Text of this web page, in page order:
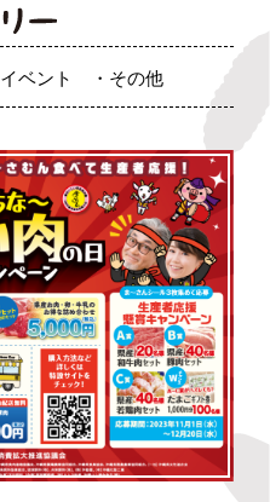
イベント その他